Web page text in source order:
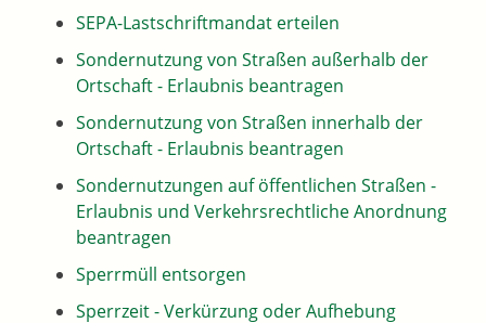
SEPA-Lastschriftmandat erteilen
Sondernutzung von Straßen außerhalb der
Ortschaft - Erlaubnis beantragen
Sondernutzung von Straßen innerhalb der
Ortschaft - Erlaubnis beantragen
Sondernutzungen auf öffentlichen Straßen -
Erlaubnis und Verkehrsrechtliche Anordnung
beantragen
Sperrmüll entsorgen
Sperrzeit - Verkürzung oder Aufhebung